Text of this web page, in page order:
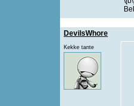
DevilsWhore
Kekke tante